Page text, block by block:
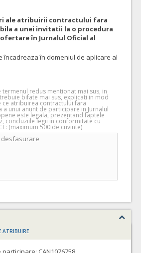
ale atribuirii contractului fara
a unei invitatii la o procedura
în Jurnalul Oficial al
încadreaza în domeniul de aplicare al
termenul redus mentionat mai sus, in
bifate mai sus, explicati in mod
ce atribuirea contractului fara
unui anunt de participare in Jurnalul
este legala, prezentand faptele
concluziile legii in conformitate cu
(maximum 500 de cuvinte)
ATRIBUIRE